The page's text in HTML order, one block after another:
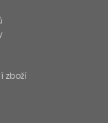
zboží